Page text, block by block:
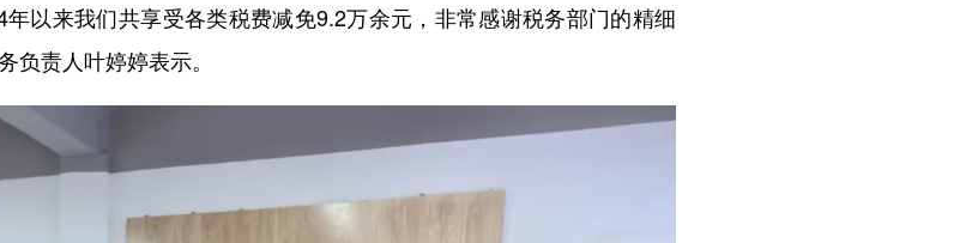
以来我们共享受各类税费减免9.2万余元，非常感谢税务部门的精细
负责人叶婷婷表示。